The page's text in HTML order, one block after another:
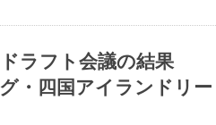
ドラフト会議の結果
・四国アイランドリー